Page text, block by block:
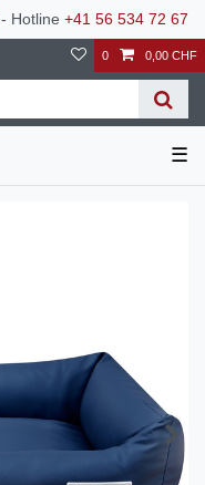
- Hotline +41 56 534 72 67
0 0,00 CHF
☰